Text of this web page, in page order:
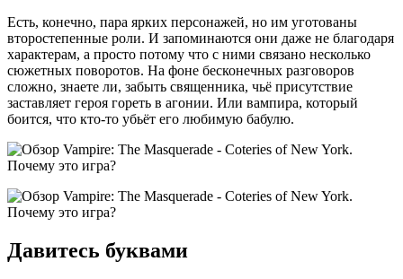
Есть, конечно, пара ярких персонажей, но им уготованы
второстепенные роли. И запоминаются они даже не благодаря
характерам, а просто потому что с ними связано несколько
сюжетных поворотов. На фоне бесконечных разговоров
сложно, знаете ли, забыть священника, чьё присутствие
заставляет героя гореть в агонии. Или вампира, который
боится, что кто-то убьёт его любимую бабулю.
Давитесь буквами